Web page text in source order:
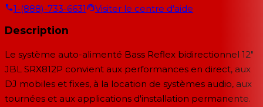
1-(888)-733-6631
Visiter le centre d'aide
Description
Le système auto-alimenté Bass Reflex bidirectionnel 12"
JBL SRX812P convient aux performances en direct, aux
DJ mobiles et fixes, à la location de systèmes audio, aux
tournées et aux applications d'installation permanente.